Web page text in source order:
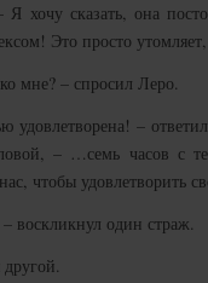
хочу сказать, она
Это просто
мне? – спросил Леро.
удовлетворена! –
– …семь часов с
чтобы удовлетворить
воскликнул один страж.